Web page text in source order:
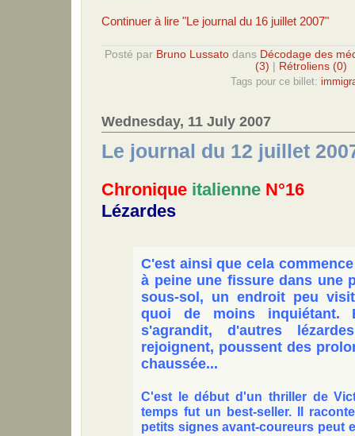
Continuer à lire "Le journal du 16 juillet 2007"
Posté par Bruno Lussato dans Décodage des
(3)
Rétroliens (0)
Tags pour ce billet:
Wednesday, 11 July 2007
Le journal du 12 juillet
Chronique italienne N°16
Lézardes
C'est ainsi que cela
à peine une fissure dans une
sous-sol, un endroit peu
quoi de moins
s'agrandit, d'autres
rejoignent, poussent des
chaussée...
C'est le début d'un thriller de
temps fut un best-seller. Il
petits signes avant-coureurs peut